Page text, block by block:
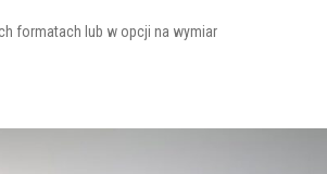
formatach lub w opcji na wymiar